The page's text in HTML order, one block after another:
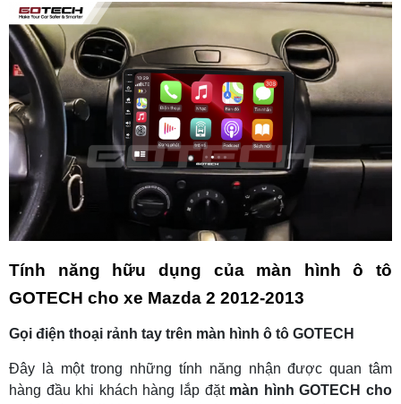
Tính năng hữu dụng của màn hình ô tô
GOTECH cho xe Mazda 2 2012-2013
Gọi điện thoại rảnh tay trên màn hình ô tô GOTECH
Đây là một trong những tính năng nhận được quan tâm
hàng đầu khi khách hàng lắp đặt màn hình GOTECH cho